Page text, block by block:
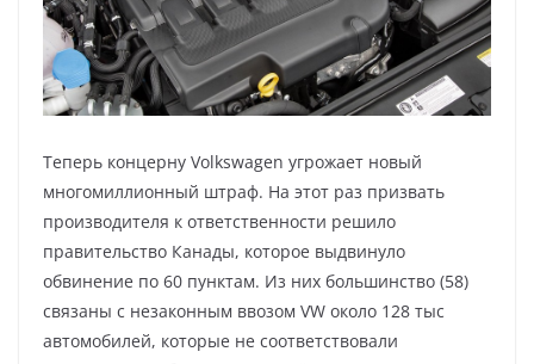
Теперь концерну Volkswagen угрожает новый
многомиллионный штраф. На этот раз призвать
производителя к ответственности решило
правительство Канады, которое выдвинуло
обвинение по 60 пунктам. Из них большинство (58)
связаны с незаконным ввозом VW около 128 тыс
автомобилей, которые не соответствовали